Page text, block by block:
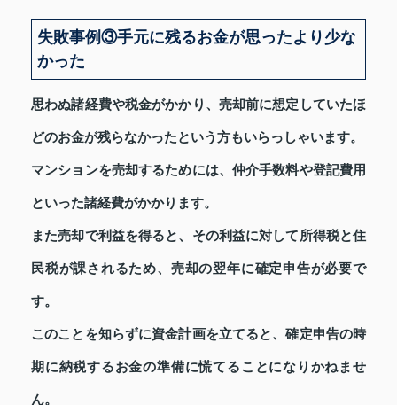
失敗事例③手元に残るお金が思ったより少な
かった
思わぬ諸経費や税金がかかり、売却前に想定していたほ
どのお金が残らなかったという方もいらっしゃいます。
マンションを売却するためには、仲介手数料や登記費用
といった諸経費がかかります。
また売却で利益を得ると、その利益に対して所得税と住
民税が課されるため、売却の翌年に確定申告が必要で
す。
このことを知らずに資金計画を立てると、確定申告の時
期に納税するお金の準備に慌てることになりかねませ
ん。